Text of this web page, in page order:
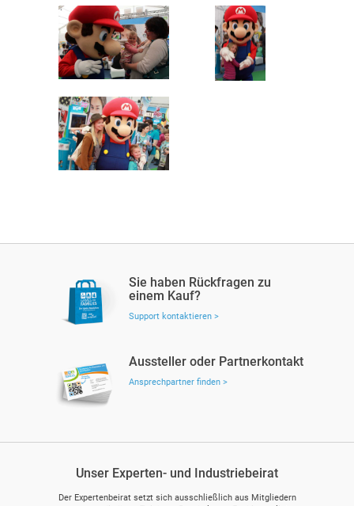
Sie haben Rückfragen zu
einem Kauf?
Support kontaktieren >
Aussteller oder Partnerkontakt
Ansprechpartner finden >
Unser Experten- und Industriebeirat
Der Expertenbeirat setzt sich ausschließlich aus Mitgliedern